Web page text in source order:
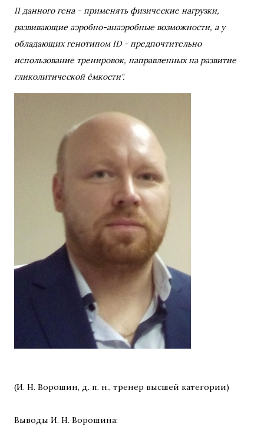
II данного гена - применять физические нагрузки,
развивающие аэробно-анаэробные возможности, а у
обладающих генотипом ID - предпочтительно
использование тренировок, направленных на развитие
гликолитической ёмкости".
(И. Н. Ворошин, д. п. н., тренер высшей категории)
Выводы И. Н. Ворошина: